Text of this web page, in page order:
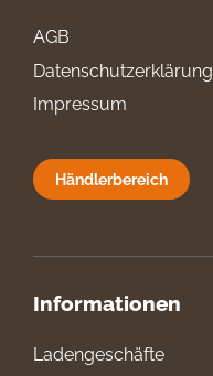
AGB
Datenschutzerklärung
Impressum
Händlerbereich
Informationen
Ladengeschäfte